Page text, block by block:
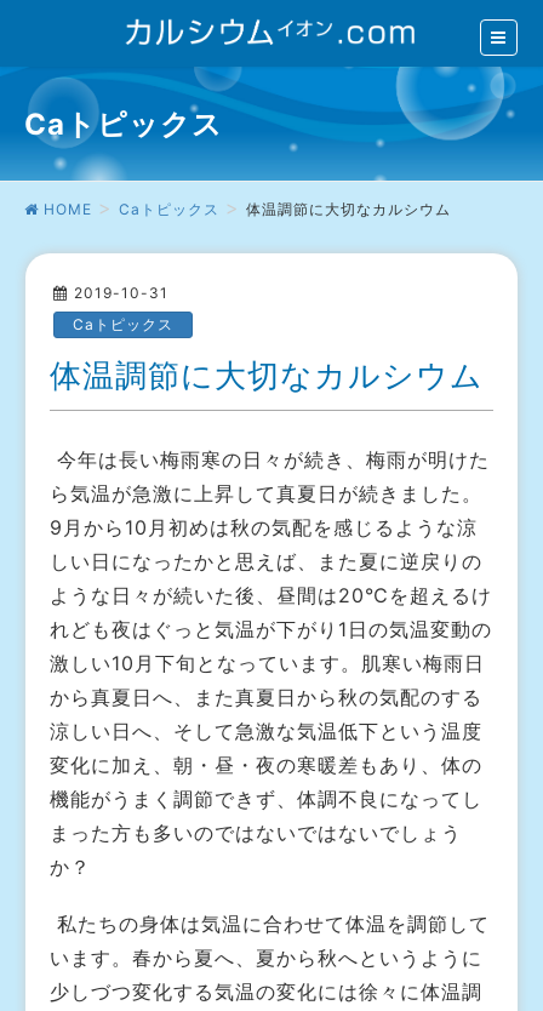
Caトピックス
HOME Caトピックス 体温調節に大切なカルシウム
2019-10-31
Caトピックス
体温調節に大切なカルシウム
今年は長い梅雨寒の日々が続き、梅雨が明けた
ら気温が急激に上昇して真夏日が続きました。
9月から10月初めは秋の気配を感じるような涼
しい日になったかと思えば、また夏に逆戻りの
ような日々が続いた後、昼間は20℃を超えるけ
れども夜はぐっと気温が下がり1日の気温変動の
激しい10月下旬となっています。肌寒い梅雨日
から真夏日へ、また真夏日から秋の気配のする
涼しい日へ、そして急激な気温低下という温度
変化に加え、朝・昼・夜の寒暖差もあり、体の
機能がうまく調節できず、体調不良になってし
まった方も多いのではないではないでしょう
か？
私たちの身体は気温に合わせて体温を調節して
います。春から夏へ、夏から秋へというように
少しづつ変化する気温の変化には徐々に体温調